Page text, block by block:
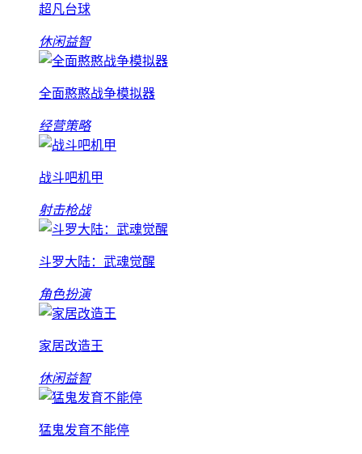
超凡台球
休闲益智
全面憨憨战争模拟器
经营策略
战斗吧机甲
射击枪战
斗罗大陆：武魂觉醒
角色扮演
家居改造王
休闲益智
猛鬼发育不能停